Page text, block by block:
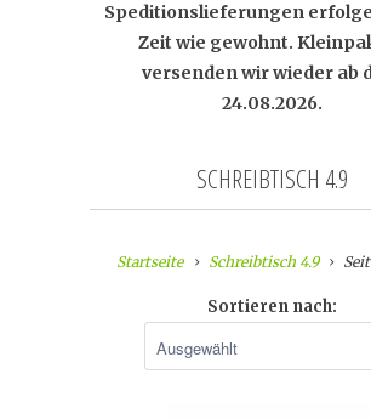
Speditionslieferungen
Zeit wie gewohnt.
versenden wir wieder ab
24.08.2026.
SCHREIBTISCH 4.9
Startseite Schreibtisch 4.9
Sortieren nach: